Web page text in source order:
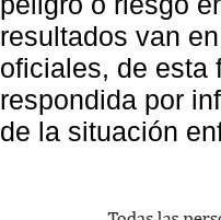
resultados van
oficiales, de esta
respondida por
de la situación